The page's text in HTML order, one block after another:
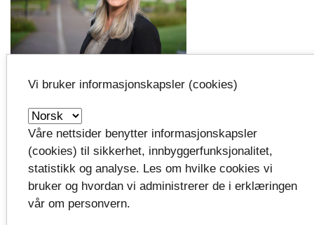
Telefon: 90 07 29 11
Katharina.joyce@telemarkfylke.no
16.09.2024
Oppdatert:
28.08.2025 kl.14:46
Vi bruker informasjonskapsler (cookies)
Våre nettsider benytter informasjonskapsler
(cookies) til sikkerhet, innbyggerfunksjonalitet,
statistikk og analyse. Les om hvilke cookies vi
bruker og hvordan vi administrerer de i erklæringen
vår om personvern.